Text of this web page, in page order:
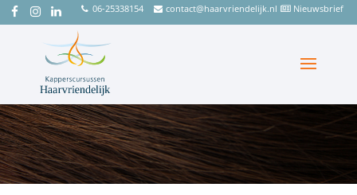
06-25338154 contact@haarvriendelijk.nl Nieuwsbrief